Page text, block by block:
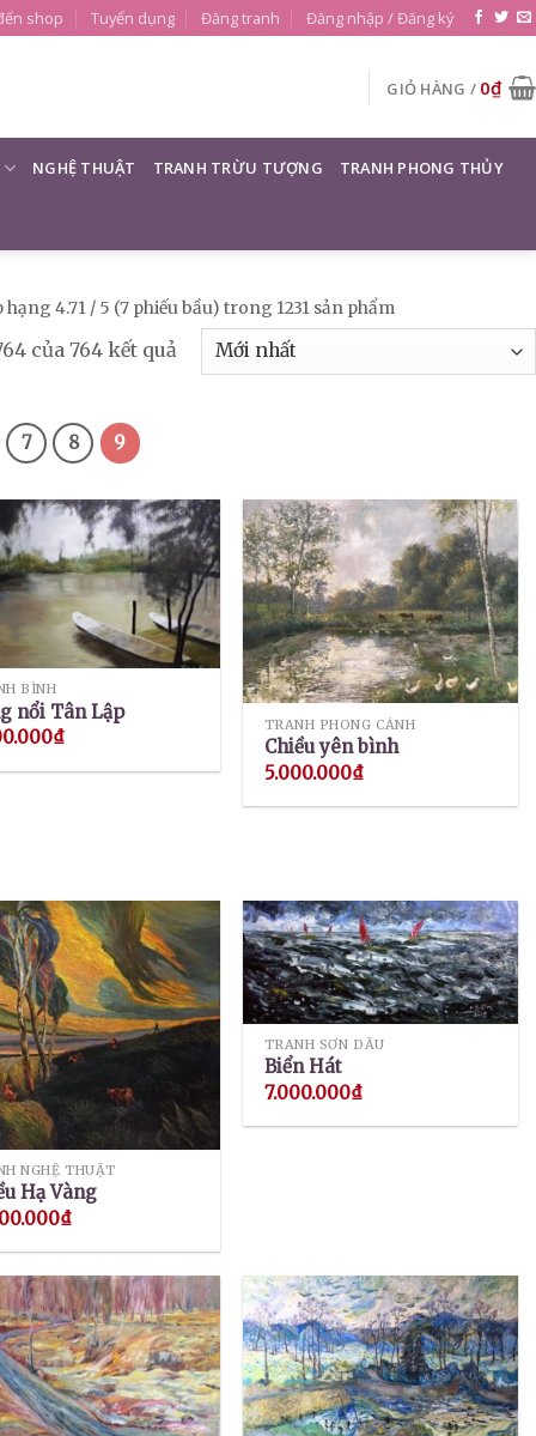
shop Tuyển dụng Đăng tranh Đăng nhập / Đăng ký
GIỎ HÀNG / 0₫
NGHỆ THUẬT TRANH TRỪU TƯỢNG TRANH PHONG THỦY
hạng 4.71 / 5 (7 phiếu bầu) trong 1231 sản phẩm
của 764 kết quả
7 8 9
BÌNH
nổi Tân Lập
₫
TRANH PHONG CẢNH
Chiều yên bình
5.000.000₫
NGHỆ THUẬT
Hạ Vàng
₫
TRANH SƠN DẦU
Biển Hát
7.000.000₫